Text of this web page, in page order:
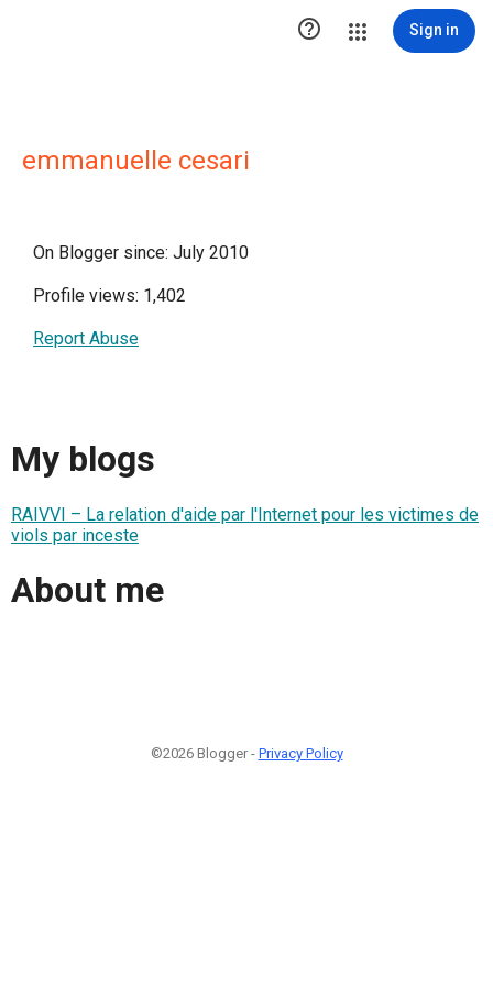
 Sign in
emmanuelle cesari
On Blogger since: July 2010
Profile views: 1,402
Report Abuse
My blogs
RAIVVI – La relation d'aide par l'Internet pour les victimes de
viols par inceste
About me
©2026 Blogger - Privacy Policy